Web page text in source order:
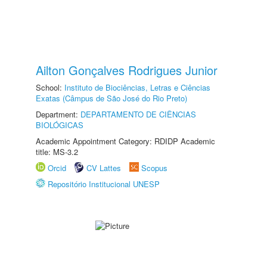
Ailton Gonçalves Rodrigues Junior
School: Instituto de Biociências, Letras e Ciências
Exatas (Câmpus de São José do Rio Preto)
Department: DEPARTAMENTO DE CIÊNCIAS
BIOLÓGICAS
Academic Appointment Category: RDIDP Academic
title: MS-3.2
Orcid
CV Lattes
Scopus
Repositório Institucional UNESP